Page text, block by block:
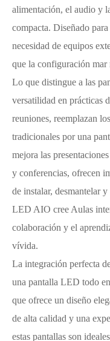
alimentación, el audio y
compacta. Diseñado
necesidad de equipos
que la configuración
Lo que distingue a las
versatilidad en prácticas
reuniones, reemplazan
tradicionales por una
mejora las
y conferencias, ofrecen
de instalar, desmantelar
LED AIO cree Aulas
colaboración y el
vívida.
La integración perfecta
una pantalla LED todo
que ofrece un diseño
de alta calidad y una
estas pantallas son